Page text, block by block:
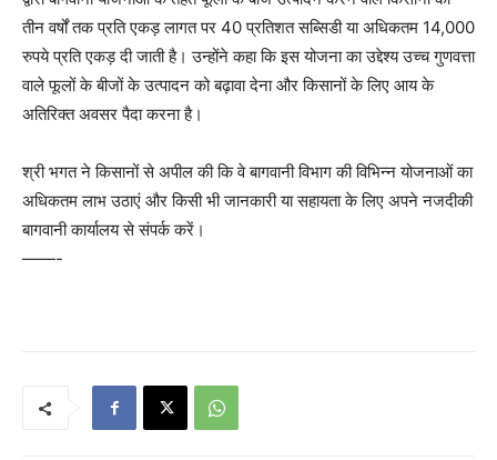
तीन वर्षों तक प्रति एकड़ लागत पर 40 प्रतिशत सब्सिडी या अधिकतम 14,000
रुपये प्रति एकड़ दी जाती है। उन्होंने कहा कि इस योजना का उद्देश्य उच्च गुणवत्ता
वाले फूलों के बीजों के उत्पादन को बढ़ावा देना और किसानों के लिए आय के
अतिरिक्त अवसर पैदा करना है।
श्री भगत ने किसानों से अपील की कि वे बागवानी विभाग की विभिन्न योजनाओं का
अधिकतम लाभ उठाएं और किसी भी जानकारी या सहायता के लिए अपने नजदीकी
बागवानी कार्यालय से संपर्क करें।
——-